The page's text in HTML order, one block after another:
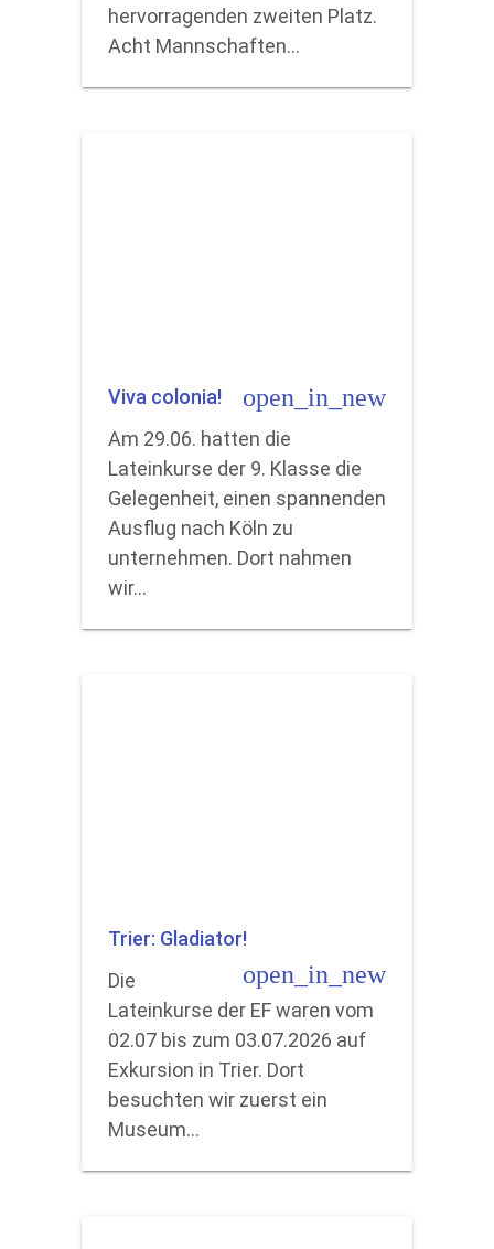
hervorragenden zweiten Platz.
Acht Mannschaften…
Viva colonia! open_in_new
Am 29.06. hatten die
Lateinkurse der 9. Klasse die
Gelegenheit, einen spannenden
Ausflug nach Köln zu
unternehmen. Dort nahmen
wir…
Trier: Gladiator!
open_in_new
Die
Lateinkurse der EF waren vom
02.07 bis zum 03.07.2026 auf
Exkursion in Trier. Dort
besuchten wir zuerst ein
Museum…